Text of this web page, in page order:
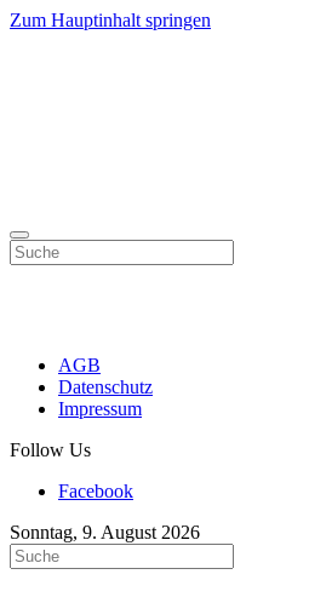
Zum Hauptinhalt springen
AGB
Datenschutz
Impressum
Follow Us
Facebook
Sonntag, 9. August 2026